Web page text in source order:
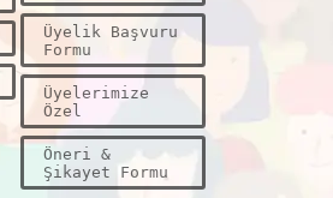
Üyelik Başvuru
Formu
Üyelerimize
Özel
Öneri &
Şikayet Formu